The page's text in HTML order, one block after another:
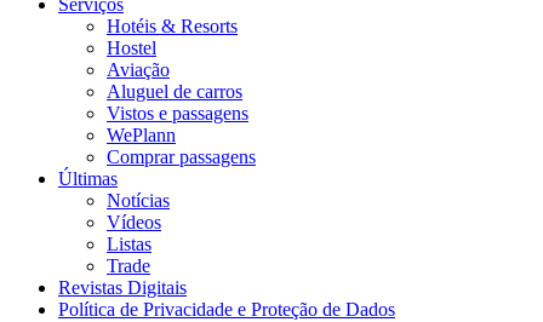
Serviços
Hotéis & Resorts
Hostel
Aviação
Aluguel de carros
Vistos e passagens
WePlann
Comprar passagens
Últimas
Notícias
Vídeos
Listas
Trade
Revistas Digitais
Política de Privacidade e Proteção de Dados